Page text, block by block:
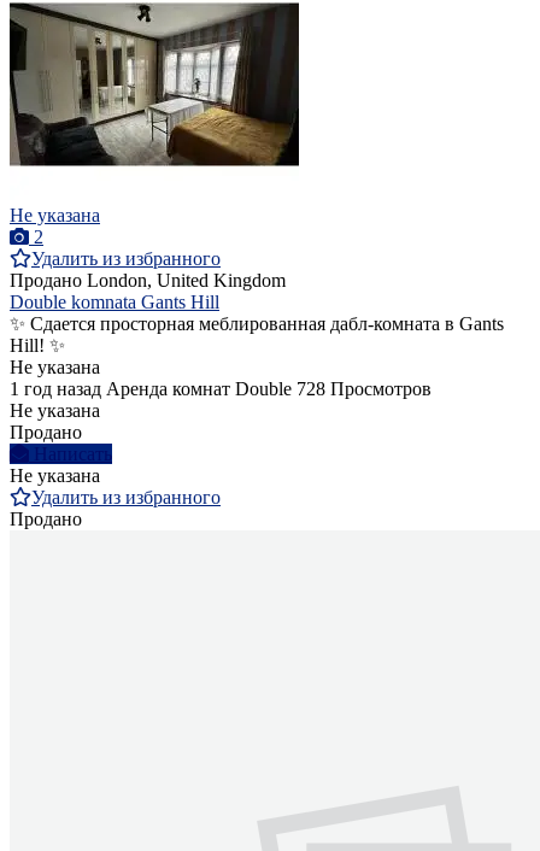
Не указана
2
Удалить из избранного
Продано London, United Kingdom
Double komnata Gants Hill
✨ Сдается просторная меблированная дабл-комната в Gants
Hill! ✨
Не указана
1 год назад Аренда комнат Double 728 Просмотров
Не указана
Продано
Написать
Не указана
Удалить из избранного
Продано